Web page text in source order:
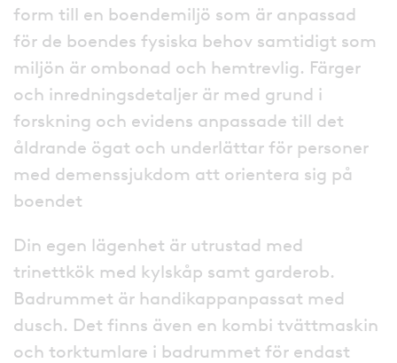
form till en boendemiljö som är anpassad
för de boendes fysiska behov samtidigt som
miljön är ombonad och hemtrevlig. Färger
och inredningsdetaljer är med grund i
forskning och evidens anpassade till det
åldrande ögat och underlättar för personer
med demenssjukdom att orientera sig på
boendet
Din egen lägenhet är utrustad med
trinettkök med kylskåp samt garderob.
Badrummet är handikappanpassat med
dusch. Det finns även en kombi tvättmaskin
och torktumlare i badrummet för endast